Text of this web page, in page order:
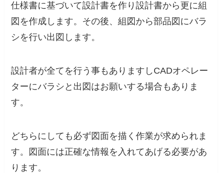
仕様書に基づいて設計書を作り設計書から更に組
図を作成します。その後、組図から部品図にバラ
シを行い出図します。
設計者が全てを行う事もありますしCADオペレー
ターにバラシと出図はお願いする場合もありま
す。
どちらにしても必ず図面を描く作業が求められま
す。図面には正確な情報を入れてあげる必要があ
ります。